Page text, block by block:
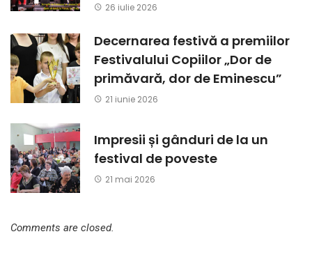
26 iulie 2026
Decernarea festivă a premiilor
Festivalului Copiilor „Dor de
primăvară, dor de Eminescu”
21 iunie 2026
Impresii și gânduri de la un
festival de poveste
21 mai 2026
Comments are closed.